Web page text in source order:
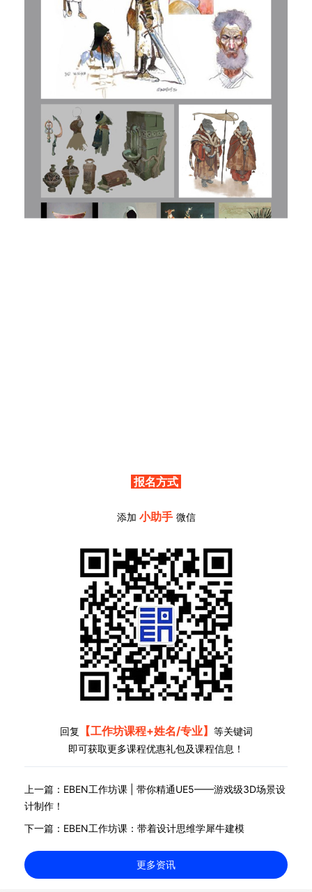
报名方式
添加 小助手 微信
回复 【工作坊课程+姓名/专业】
等关键词
即可获取更多课程优惠礼包及课程信息！
上一篇：EBEN工作坊课 | 带你精通UE5——游戏级3D场景设
计制作！
下一篇：EBEN工作坊课：带着设计思维学犀牛建模
更多资讯